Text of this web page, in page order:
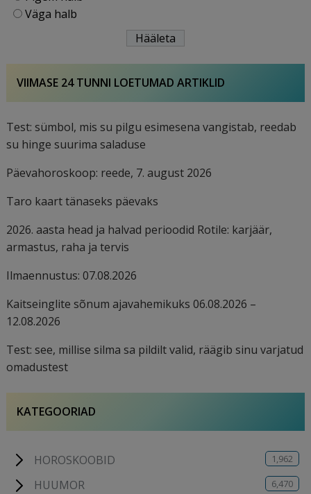
Väga halb
VIIMASE 24 TUNNI LOETUMAD ARTIKLID
Test: sümbol, mis su pilgu esimesena vangistab, reedab
su hinge suurima saladuse
Päevahoroskoop: reede, 7. august 2026
Taro kaart tänaseks päevaks
2026. aasta head ja halvad perioodid Rotile: karjäär,
armastus, raha ja tervis
Ilmaennustus: 07.08.2026
Kaitseinglite sõnum ajavahemikuks 06.08.2026 –
12.08.2026
Test: see, millise silma sa pildilt valid, räägib sinu varjatud
omadustest
KATEGOORIAD
HOROSKOOBID 1,962
HUUMOR 6,470